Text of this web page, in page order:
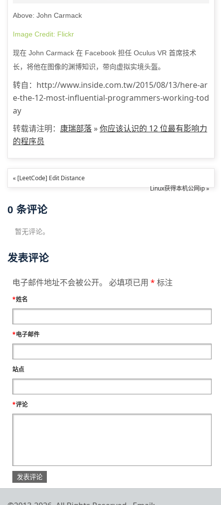
Above: John Carmack
Image Credit: Flickr
现在 John Carmack 在 Facebook 担任 Oculus VR 首席技术
长，将他在图像的渊博知识，带向虚拟实境头盔。
转自：http://www.inside.com.tw/2015/08/13/here-ar
e-the-12-most-influential-programmers-working-tod
ay
转载请注明： 康瑞部落 »你应该认识的 12 位最有影响力
的程序员
« [LeetCode] Edit Distance
Linux获得本机公网ip »
0 条评论
暂无评论。
发表评论
电子邮件地址不会被公开。 必填项已用 * 标注
*姓名
*电子邮件
站点
*评论